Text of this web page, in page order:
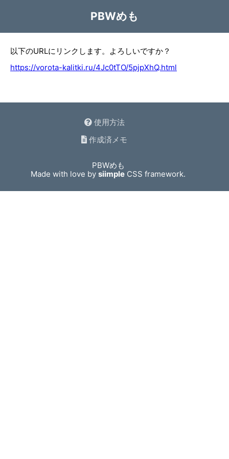
PBWめも
以下のURLにリンクします。よろしいですか？
https://vorota-kalitki.ru/4Jc0tTO/5pjpXhQ.html
使用方法
作成済メモ
PBWめも
Made with love bysiimple CSS framework.